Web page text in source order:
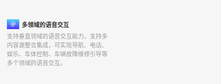
多领域的语音交互
支持垂直领域的语音交互能力，支持多
内容源整合集成，可实现导航、电话、
娱乐、车体控制、车辆故障维修引导等
多个领域的语音交互。